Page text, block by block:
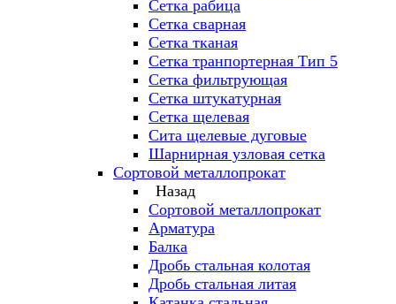
Сетка рабица
Сетка сварная
Сетка тканая
Сетка транпортерная Тип 5
Сетка фильтрующая
Сетка штукатурная
Сетка щелевая
Сита щелевые дуговые
Шарнирная узловая сетка
Сортовой металлопрокат
Назад
Сортовой металлопрокат
Арматура
Балка
Дробь стальная колотая
Дробь стальная литая